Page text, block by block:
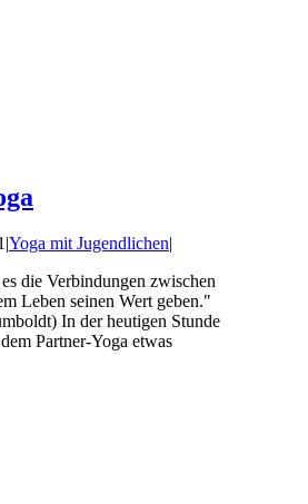
|Yoga mit Jugendlichen|
die Verbindungen zwischen
Leben seinen Wert geben."
In der heutigen Stunde
Partner-Yoga etwas